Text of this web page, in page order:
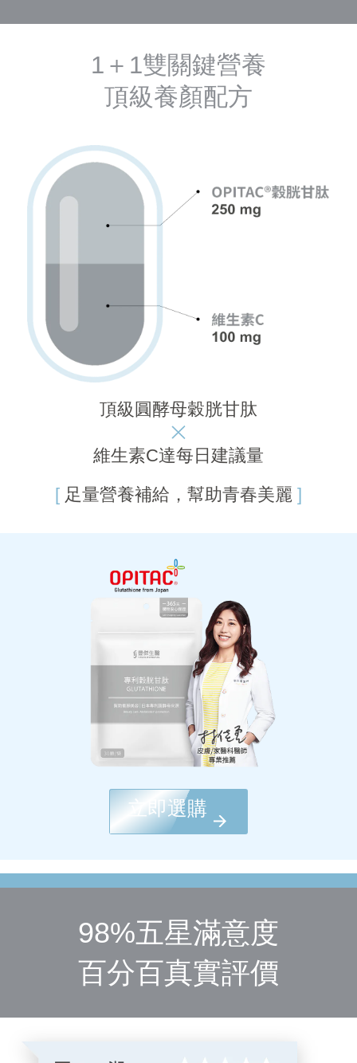
1＋1雙關鍵營養
頂級養顏配方
頂級圓酵母穀胱甘肽
維生素C達每日建議量
[ 足量營養補給，幫助青春美麗 ]
立即選購
98%五星滿意度
百分百真實評價